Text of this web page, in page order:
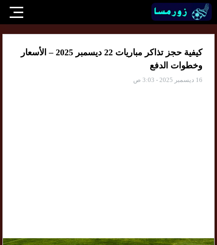
كيفية حجز تذاكر مباريات 22 ديسمبر 2025 – الأسعار
وخطوات الدفع
16 ديسمبر 2025 - 3:03 ص